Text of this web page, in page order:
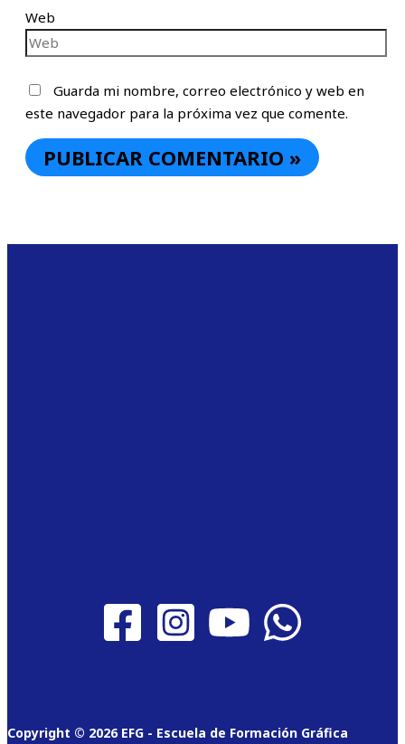
Web
Guarda mi nombre, correo electrónico y web en
este navegador para la próxima vez que comente.
Copyright © 2026 EFG - Escuela de Formación Gráfica